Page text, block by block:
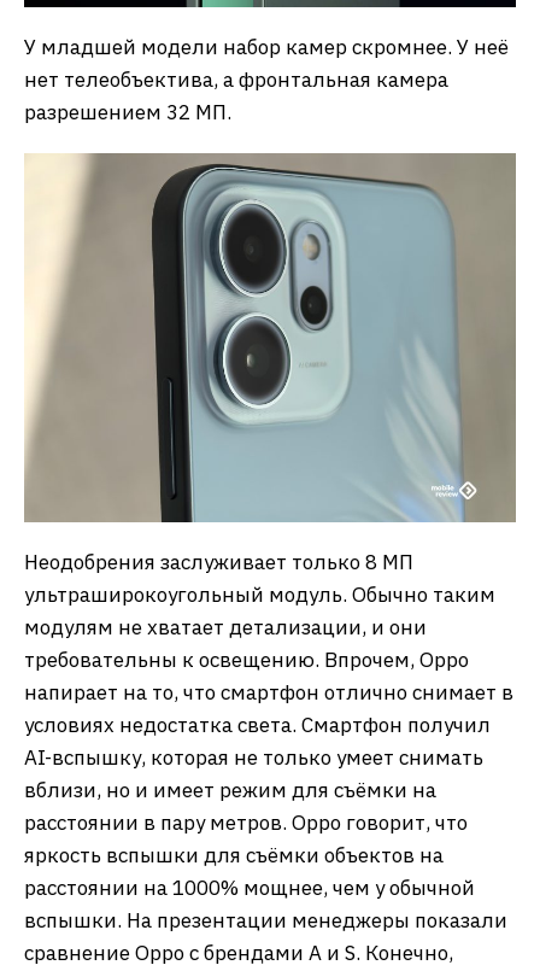
У младшей модели набор камер скромнее. У неё
нет телеобъектива, а фронтальная камера
разрешением 32 МП.
Неодобрения заслуживает только 8 МП
ультраширокоугольный модуль. Обычно таким
модулям не хватает детализации, и они
требовательны к освещению. Впрочем, Oppo
напирает на то, что смартфон отлично снимает в
условиях недостатка света. Смартфон получил
AI-вспышку, которая не только умеет снимать
вблизи, но и имеет режим для съёмки на
расстоянии в пару метров. Oppo говорит, что
яркость вспышки для съёмки объектов на
расстоянии на 1000% мощнее, чем у обычной
вспышки. На презентации менеджеры показали
сравнение Oppo с брендами А и S. Конечно,